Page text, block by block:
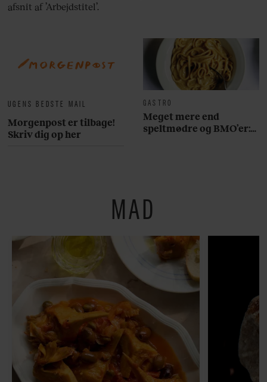
UGENS BEDSTE MAIL
Morgenpost er tilbage!
Skriv dig op her
GASTRO
Meget mere end
speltmødre og BMO’er:
afsnit af ’Arbejdstitel’.
MAD